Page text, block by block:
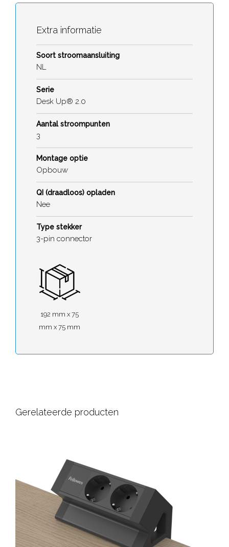
Extra informatie
Soort stroomaansluiting
NL
Serie
Desk Up® 2.0
Aantal stroompunten
3
Montage optie
Opbouw
QI (draadloos) opladen
Nee
Type stekker
3-pin connector
192 mm x 75
mm x 75 mm
Gerelateerde producten